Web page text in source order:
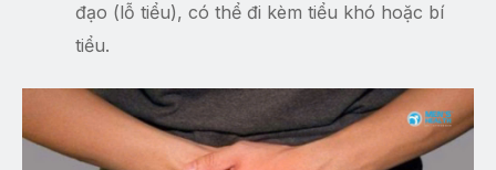
đạo (lỗ tiểu), có thể đi kèm tiểu khó hoặc bí
tiểu.